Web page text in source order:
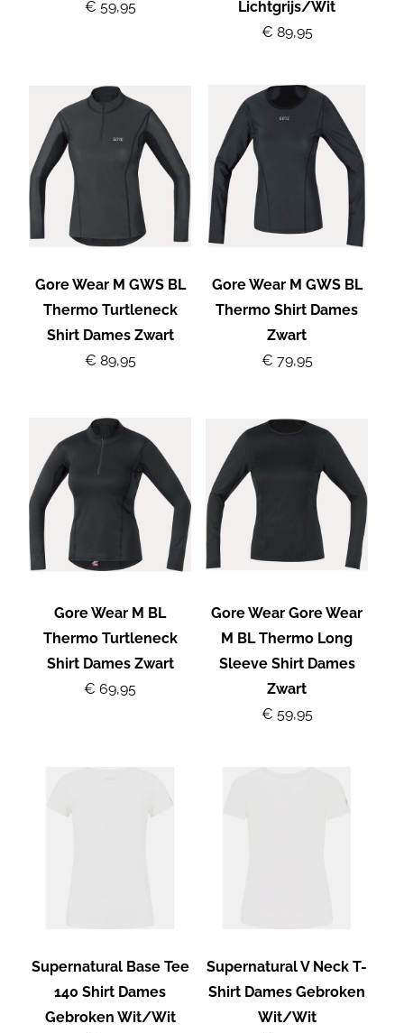
€ 59,95
Lichtgrijs/Wit
€ 89,95
Gore Wear M GWS BL
Thermo Turtleneck
Shirt Dames Zwart
€ 89,95
Gore Wear M GWS BL
Thermo Shirt Dames
Zwart
€ 79,95
Gore Wear M BL
Thermo Turtleneck
Shirt Dames Zwart
€ 69,95
Gore Wear Gore Wear
M BL Thermo Long
Sleeve Shirt Dames
Zwart
€ 59,95
Supernatural Base Tee
140 Shirt Dames
Gebroken Wit/Wit
Supernatural V Neck T-
Shirt Dames Gebroken
Wit/Wit